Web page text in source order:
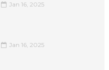
Jan 16, 2025
Jan 16, 2025